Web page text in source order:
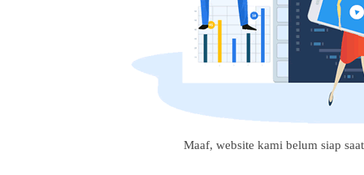
Maaf, website kami belum siap